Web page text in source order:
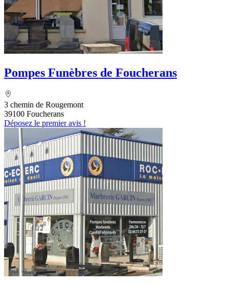
Pompes Funèbres de Foucherans
3 chemin de Rougemont
39100 Foucherans
Déposez le premier avis !